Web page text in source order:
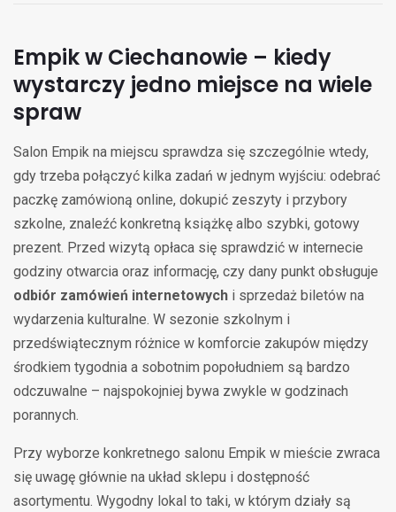
Empik w Ciechanowie – kiedy
wystarczy jedno miejsce na wiele
spraw
Salon Empik na miejscu sprawdza się szczególnie wtedy,
gdy trzeba połączyć kilka zadań w jednym wyjściu: odebrać
paczkę zamówioną online, dokupić zeszyty i przybory
szkolne, znaleźć konkretną książkę albo szybki, gotowy
prezent. Przed wizytą opłaca się sprawdzić w internecie
godziny otwarcia oraz informację, czy dany punkt obsługuje
odbiór zamówień internetowych i sprzedaż biletów na
wydarzenia kulturalne. W sezonie szkolnym i
przedświątecznym różnice w komforcie zakupów między
środkiem tygodnia a sobotnim popołudniem są bardzo
odczuwalne – najspokojniej bywa zwykle w godzinach
porannych.
Przy wyborze konkretnego salonu Empik w mieście zwraca
się uwagę głównie na układ sklepu i dostępność
asortymentu. Wygodny lokal to taki, w którym działy są